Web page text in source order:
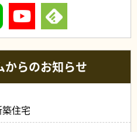
からのお知らせ
住宅